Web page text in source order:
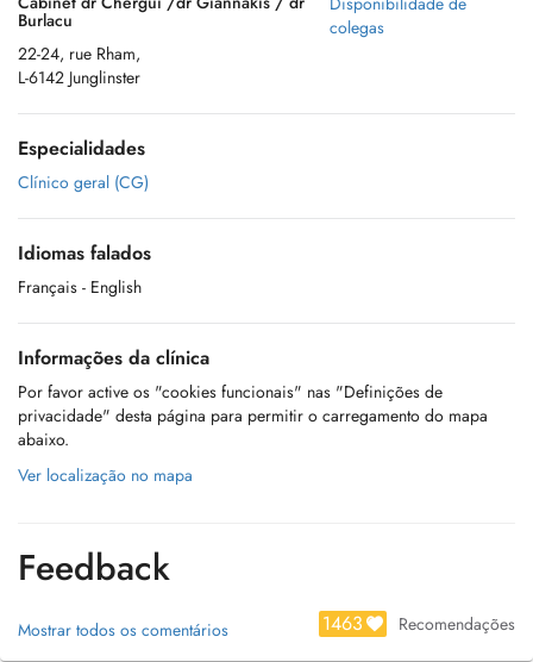
Burlacu
22-24, rue Rham,
L-6142 Junglinster
colegas
Especialidades
Clínico geral (CG)
Idiomas falados
Français - English
Informações da clínica
Por favor active os "cookies funcionais" nas "Definições de
privacidade" desta página para permitir o carregamento do mapa
abaixo.
Ver localização no mapa
Feedback
Mostrar todos os comentários 1463 Recomendações